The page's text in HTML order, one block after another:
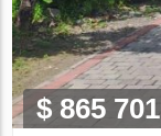
$ 865 701